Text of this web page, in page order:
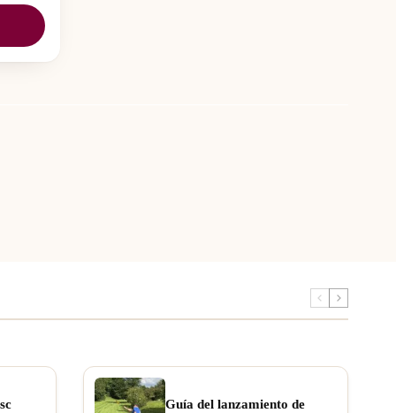
Guía del lanzamiento de